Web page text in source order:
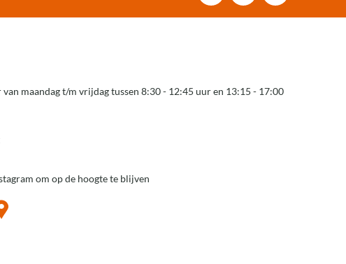
maandag t/m vrijdag tussen 8:30 - 12:45 uur en 13:15 - 17:00
om op de hoogte te blijven